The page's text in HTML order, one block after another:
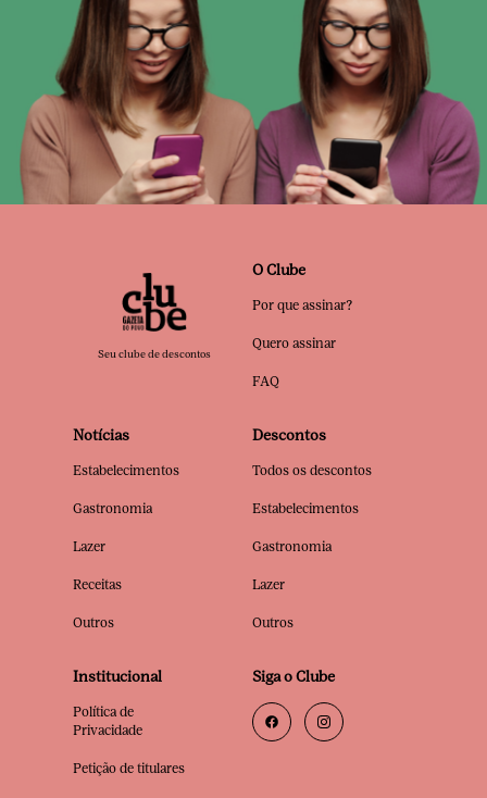
Seu clube de descontos
O Clube
Por que assinar?
Quero assinar
FAQ
Notícias
Estabelecimentos
Gastronomia
Lazer
Receitas
Outros
Descontos
Todos os descontos
Estabelecimentos
Gastronomia
Lazer
Outros
Institucional
Política de
Privacidade
Petição de titulares
Siga o Clube